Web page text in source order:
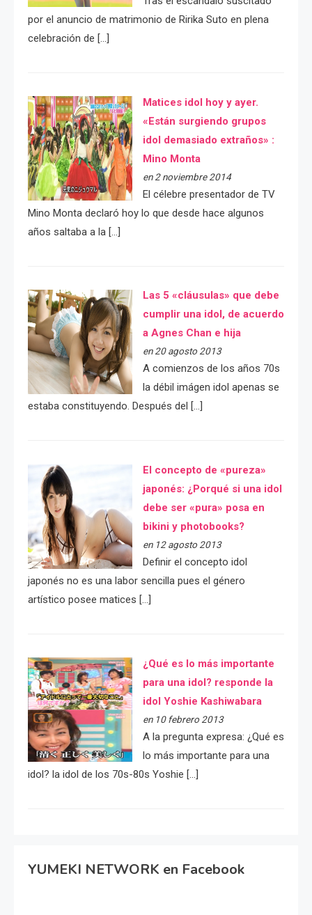
por el anuncio de matrimonio de Ririka Suto en plena
celebración de […]
Matices idol hoy y ayer.
«Están surgiendo grupos
idol demasiado extraños» :
Mino Monta
en 2 noviembre 2014
El célebre presentador de TV
Mino Monta declaró hoy lo que desde hace algunos
años saltaba a la […]
Las 5 «cláusulas» que debe
cumplir una idol, de acuerdo
a Agnes Chan e hija
en 20 agosto 2013
A comienzos de los años 70s
la débil imágen idol apenas se
estaba constituyendo. Después del […]
El concepto de «pureza»
japonés: ¿Porqué si una idol
debe ser «pura» posa en
bikini y photobooks?
en 12 agosto 2013
Definir el concepto idol
japonés no es una labor sencilla pues el género
artístico posee matices […]
¿Qué es lo más importante
para una idol? responde la
idol Yoshie Kashiwabara
en 10 febrero 2013
A la pregunta expresa: ¿Qué es
lo más importante para una
idol? la idol de los 70s-80s Yoshie […]
YUMEKI NETWORK en Facebook